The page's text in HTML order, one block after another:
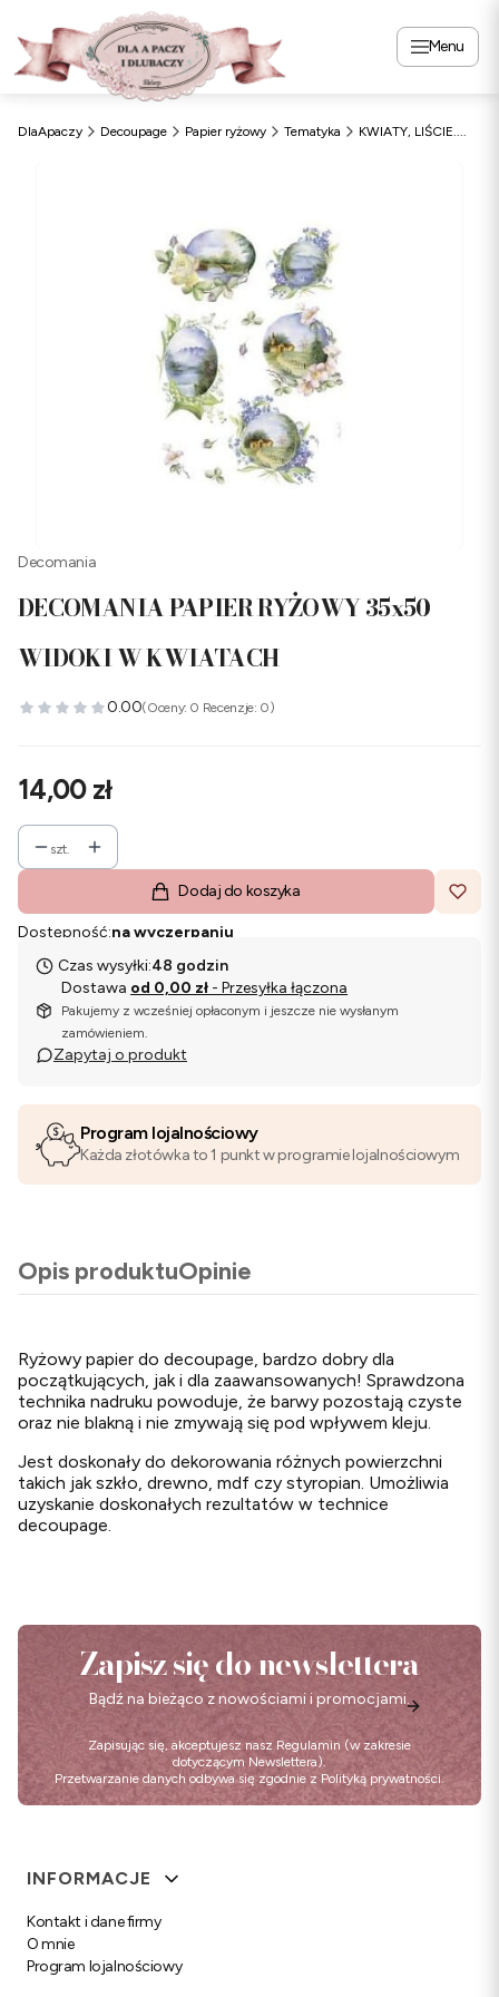
Menu
DlaApaczy Decoupage Papier ryżowy Tematyka KWIATY, LIŚCIE....
Decomania
DECOMANIA PAPIER RYŻOWY 35x50
WIDOKI W KWIATACH
0.00(Oceny: 0 Recenzje: 0)
Cena
14,00 zł
szt.
Dodaj do koszyka
Dostępność:na wyczerpaniu
Czas wysyłki:48 godzin
Dostawa od 0,00 zł - Przesyłka łączona
Pakujemy z wcześniej opłaconym i jeszcze nie wysłanym
zamówieniem.
Zapytaj o produkt
Program lojalnościowy
Każda złotówka to 1 punkt w programie lojalnościowym
Opis produktuOpinie
Ryżowy papier do decoupage, bardzo dobry dla
początkujących, jak i dla zaawansowanych! Sprawdzona
technika nadruku powoduje, że barwy pozostają czyste
oraz nie blakną i nie zmywają się pod wpływem kleju.
Jest doskonały do dekorowania różnych powierzchni
takich jak szkło, drewno, mdf czy styropian. Umożliwia
uzyskanie doskonałych rezultatów w technice
decoupage.
Zapisz się do newslettera
Bądź na bieżąco z nowościami i promocjami.
Zapisując się, akceptujesz nasz Regulamin (w zakresie
dotyczącym Newslettera).
Przetwarzanie danych odbywa się zgodnie z Polityką prywatności.
Linki w stopce
INFORMACJE
Kontakt i dane firmy
O mnie
Program lojalnościowy